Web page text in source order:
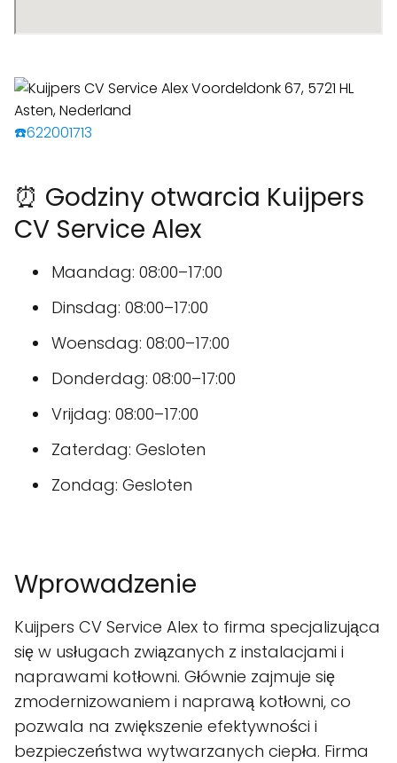
☎️622001713
⏰ Godziny otwarcia Kuijpers
CV Service Alex
Maandag: 08:00–17:00
Dinsdag: 08:00–17:00
Woensdag: 08:00–17:00
Donderdag: 08:00–17:00
Vrijdag: 08:00–17:00
Zaterdag: Gesloten
Zondag: Gesloten
Wprowadzenie
Kuijpers CV Service Alex to firma specjalizująca
się w usługach związanych z instalacjami i
naprawami kotłowni. Głównie zajmuje się
zmodernizowaniem i naprawą kotłowni, co
pozwala na zwiększenie efektywności i
bezpieczeństwa wytwarzanych ciepła. Firma